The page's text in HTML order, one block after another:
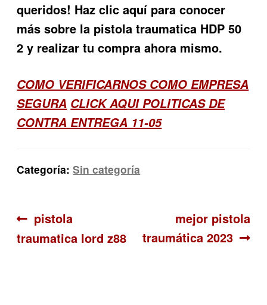
queridos! Haz clic aquí para conocer
más sobre la pistola traumatica HDP 50
2 y realizar tu compra ahora mismo.
COMO VERIFICARNOS COMO EMPRESA
SEGURA CLICK AQUI POLITICAS DE
CONTRA ENTREGA 11-05
Categoría:Sin categoría
Navegación
de
Anterior:
pistola
traumatica lord z88
Siguiente:
mejor pistola
traumática 2023